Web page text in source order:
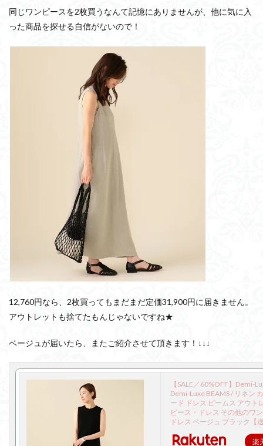
同じワンピースを2枚買うなんて記憶にありませんが、他に気に入
った商品を探せる自信がないので！
12,760円なら、2枚買ってもまだまだ定価31,900円に届きません。
アウトレットも捨てたもんじゃないですね★
ベージュが届いたら、またご紹介させて頂きます！↓↓↓
【SALE／60%OFF】Demi-
Demi-Luxe BEAMS / リネン
ード ドレス ビームス アウト
ピース・ドレス その他のワ
ドレス ベージュ ブラック【
楽